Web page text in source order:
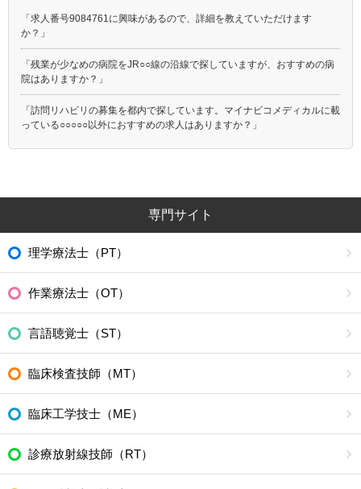
「求人番号9084761に興味があるので、詳細を教えていただけます
か？」
「残業が少なめの病院をJR○○線の沿線で探していますが、おすすめの病
院はありますか？」
「訪問リハビリの募集を都内で探しています。マイナビコメディカルに載
っている○○○○○以外におすすめの求人はありますか？」
専門サイト
理学療法士（PT）
作業療法士（OT）
言語聴覚士（ST）
臨床検査技師（MT）
臨床工学技士（ME）
診療放射線技師（RT）